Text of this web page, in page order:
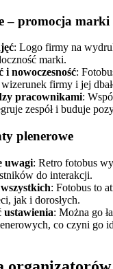
– promocja marki
: Logo firmy na
marki.
i nowoczesność:
firmy i jej
pracownikami:
zespół i buduje
plenerowe
uwagi: Retro fotobus
do interakcji.
: Fotobus to
jak i dorosłych.
ustawienia: Można go
co czyni go